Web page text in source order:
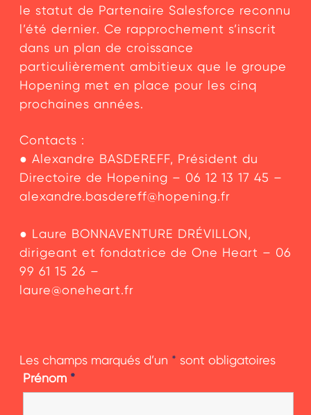
le statut de Partenaire Salesforce reconnu
l’été dernier. Ce rapprochement s’inscrit
dans un plan de croissance
particulièrement ambitieux que le groupe
Hopening met en place pour les cinq
prochaines années.
Contacts :
● Alexandre BASDEREFF, Président du
Directoire de Hopening – 06 12 13 17 45 –
alexandre.basdereff@hopening.fr
● Laure BONNAVENTURE DRÉVILLON,
dirigeant et fondatrice de One Heart – 06
99 61 15 26 –
laure@oneheart.fr
Les champs marqués d’un * sont obligatoires
Prénom *